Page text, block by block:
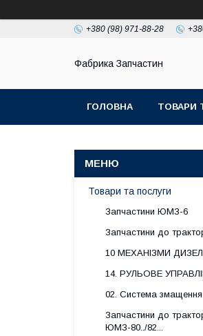
+380 (98) 971-88-28
Фабрика Запчастин
ГОЛОВНА ТОВАРИ
Товари та послуги
Запчастини ЮМЗ-6
Запчастини до
10 МЕХАНІЗМИ
14. РУЛЬОВЕ
02. Система змащення
Запчастини до
ЮМЗ-80../82...